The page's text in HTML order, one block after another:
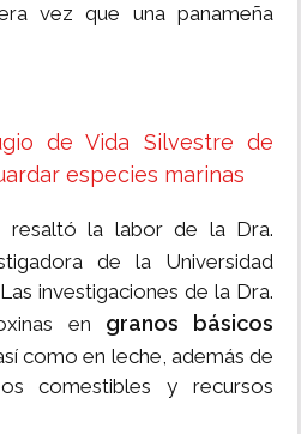
vez que una panameña
de Vida Silvestre de
especies marinas
resaltó la labor de la Dra.
de la Universidad
investigaciones de la Dra.
en granos básicos
como en leche, además de
comestibles y recursos